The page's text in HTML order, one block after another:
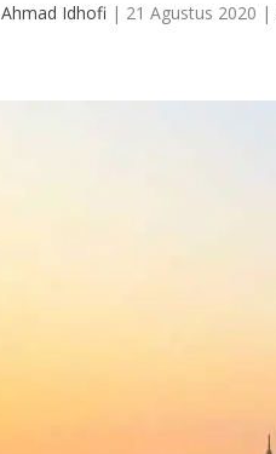
Ahmad Idhofi | 21 Agustus 2020 |